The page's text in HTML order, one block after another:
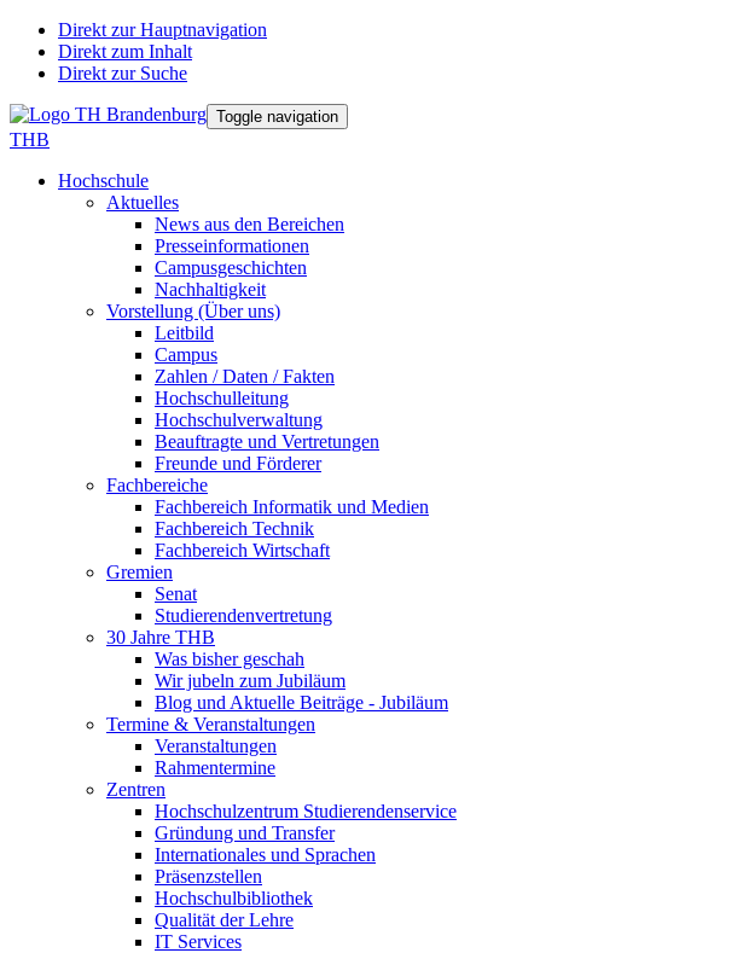
Direkt zur Hauptnavigation
Direkt zum Inhalt
Direkt zur Suche
Toggle navigation
THB
Hochschule
Aktuelles
News aus den Bereichen
Presseinformationen
Campusgeschichten
Nachhaltigkeit
Vorstellung (Über uns)
Leitbild
Campus
Zahlen / Daten / Fakten
Hochschulleitung
Hochschulverwaltung
Beauftragte und Vertretungen
Freunde und Förderer
Fachbereiche
Fachbereich Informatik und Medien
Fachbereich Technik
Fachbereich Wirtschaft
Gremien
Senat
Studierendenvertretung
30 Jahre THB
Was bisher geschah
Wir jubeln zum Jubiläum
Blog und Aktuelle Beiträge - Jubiläum
Termine & Veranstaltungen
Veranstaltungen
Rahmentermine
Zentren
Hochschulzentrum Studierendenservice
Gründung und Transfer
Internationales und Sprachen
Präsenzstellen
Hochschulbibliothek
Qualität der Lehre
IT Services